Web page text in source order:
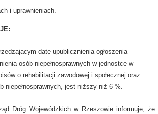
i uprawnieniach.
datę upublicznienia ogłoszenia
osób niepełnosprawnych w jednostce w
o rehabilitacji zawodowej i społecznej oraz
niepełnosprawnych, jest niższy niż 6 %.
Dróg Wojewódzkich w Rzeszowie informuje, że